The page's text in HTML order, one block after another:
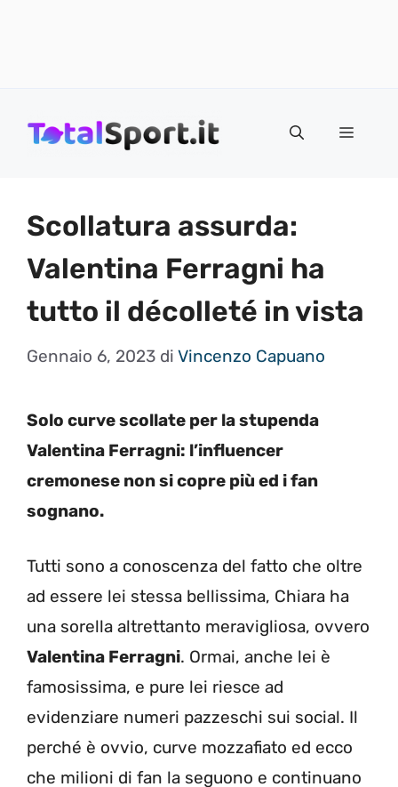
MENU
Scollatura assurda:
Valentina Ferragni ha
tutto il décolleté in vista
Gennaio 6, 2023 di Vincenzo Capuano
Solo curve scollate per la stupenda
Valentina Ferragni: l’influencer
cremonese non si copre più ed i fan
sognano.
Tutti sono a conoscenza del fatto che oltre
ad essere lei stessa bellissima, Chiara ha
una sorella altrettanto meravigliosa, ovvero
Valentina Ferragni. Ormai, anche lei è
famosissima, e pure lei riesce ad
evidenziare numeri pazzeschi sui social. Il
perché è ovvio, curve mozzafiato ed ecco
che milioni di fan la seguono e continuano